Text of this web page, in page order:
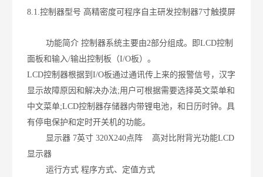
8.1.控制器型号 高精密度可程序自主研发控制器7寸触摸屏
功能简介 控制器系统主要由2部分组成。即LCD控制
面板和输入/输出控制板（I/O板）。
LCD控制器根据到I/O板通过通讯传上来的报警信号，汉字
显示故障原因和解决办法;用户可根据需要选择英文菜单和
中文菜单;LCD控制器存储器内带锂电池，和日历时钟。具
有停电保护和定时开关机的功能。
显示器 7英寸 320X240点阵 高对比附背光功能LCD
显示器
运行方式 程序方式、定值方式